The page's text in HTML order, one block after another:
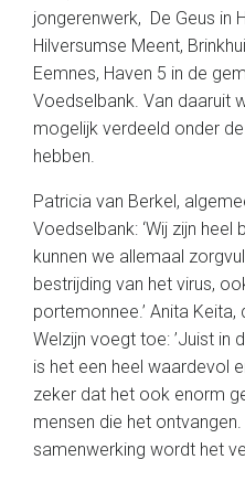
jongerenwerk, De Geus in
Hilversumse Meent,
Eemnes, Haven 5 in de
Voedselbank. Van daaruit
mogelijk verdeeld onder
hebben.
Patricia van Berkel,
Voedselbank: ‘Wij zijn
kunnen we allemaal
bestrijding van het virus,
portemonnee.’ Anita
Welzijn voegt toe: ’Juist in
is het een heel waardevol
zeker dat het ook enorm
mensen die het
samenwerking wordt het